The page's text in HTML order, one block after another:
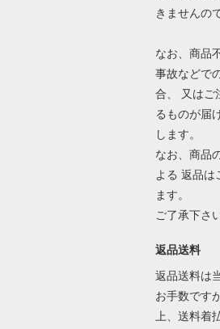
きませんの
なお、商品
事故などで
合、 又はご
るものが届
します。
なお、商品
よる 返品は
ます。
ご了承下さ
返品送料
返品送料は
お手数です
上、送料着